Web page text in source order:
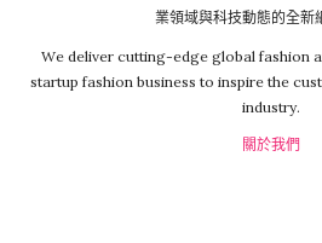
業領域與科技動態的全新
We deliver cutting-edge global fashion
startup fashion business to inspire the
industry.
關於我們